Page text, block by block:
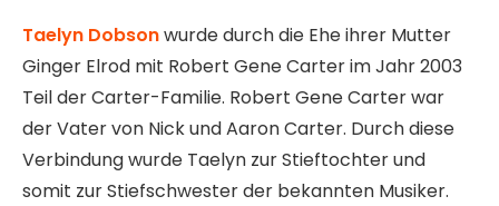
Taelyn Dobsonwurde durch die Ehe ihrer Mutter
Ginger Elrod mit Robert Gene Carter im Jahr 2003
Teil der Carter-Familie. Robert Gene Carter war
der Vater von Nick und Aaron Carter. Durch diese
Verbindung wurde Taelyn zur Stieftochter und
somit zur Stiefschwester der bekannten Musiker.